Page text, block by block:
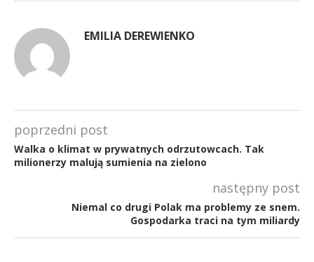
EMILIA DEREWIENKO
poprzedni post
Walka o klimat w prywatnych odrzutowcach. Tak
milionerzy malują sumienia na zielono
następny post
Niemal co drugi Polak ma problemy ze snem.
Gospodarka traci na tym miliardy